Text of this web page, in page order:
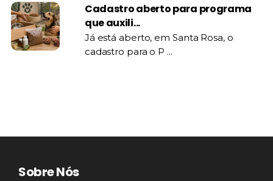
Cadastro aberto para programa
que auxili...
Já está aberto, em Santa Rosa, o
cadastro para o P ...
Sobre Nós